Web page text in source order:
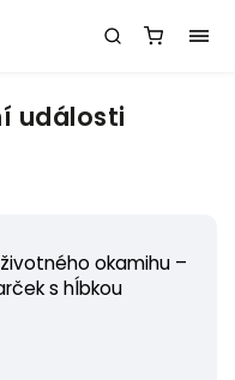
události
okamihu –
s hĺbkou